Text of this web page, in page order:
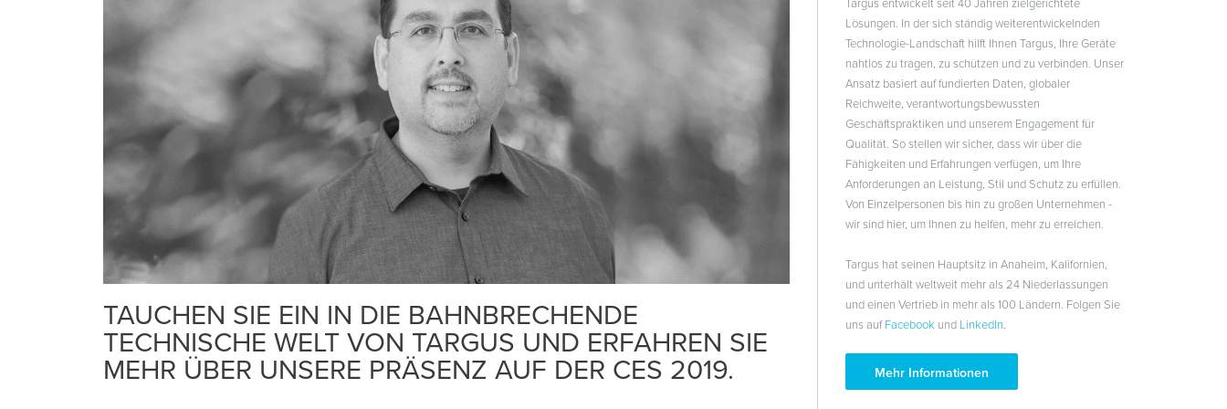
TAUCHEN SIE EIN IN DIE BAHNBRECHENDE
TECHNISCHE WELT VON TARGUS UND ERFAHREN SIE
MEHR ÜBER UNSERE PRÄSENZ AUF DER CES 2019.
Targus entwickelt seit 40 Jahren zielgerichtete
Lösungen. In der sich ständig weiterentwickelnden
Technologie-Landschaft hilft Ihnen Targus, Ihre Geräte
nahtlos zu tragen, zu schützen und zu verbinden. Unser
Ansatz basiert auf fundierten Daten, globaler
Reichweite, verantwortungsbewussten
Geschäftspraktiken und unserem Engagement für
Qualität. So stellen wir sicher, dass wir über die
Fähigkeiten und Erfahrungen verfügen, um Ihre
Anforderungen an Leistung, Stil und Schutz zu erfüllen.
Von Einzelpersonen bis hin zu großen Unternehmen -
wir sind hier, um Ihnen zu helfen, mehr zu erreichen.
Targus hat seinen Hauptsitz in Anaheim, Kalifornien,
und unterhält weltweit mehr als 24 Niederlassungen
und einen Vertrieb in mehr als 100 Ländern. Folgen Sie
uns aufFacebook und LinkedIn.
Mehr Informationen